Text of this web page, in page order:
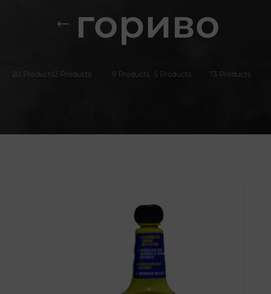
гориво
20 Products2 Products
9 Products 5 Products
73 Products